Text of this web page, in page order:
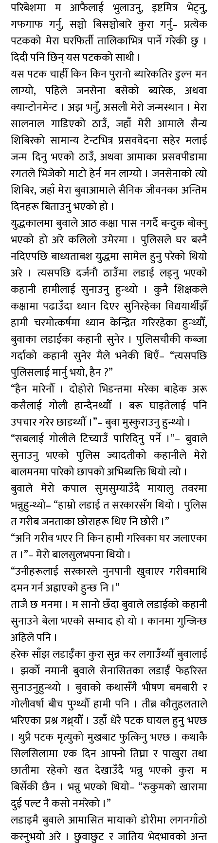
परिबेशमा म आफैलाई भुलाउनु, इष्टमित्र भेट्नु,
गफगाफ गर्नु, सञ्चो बिसञ्चोबारे कुरा गर्नु– प्रत्येक
पटकको मेरा घरफिर्ती तालिकाभित्र पार्ने गरेकी छु ।
दिदी पनि छिन् यस पटकको साथी ।
यस पटक चाहीँ किन किन पुरानो ब्यारेकतिर डुल्न मन
लाग्यो, पहिले जनसेना बसेको ब्यारेक, अथवा
क्यान्टोनमेन्ट । अझ भनुँ, असली मेरो जन्मस्थान । मेरा
सालनाल गाडिएको ठाउँ, जहाँ मेरी आमाले सैन्य
शिबिरको सामान्य टेन्टभित्र प्रसववेदना सहेर मलाई
जन्म दिनु भएको ठाउँ, अथवा आमाका प्रसवपीडामा
रगतले भिजेको माटो हेर्न मन लाग्यो । जनसेनाको त्यो
शिबिर, जहाँ मेरा बुवाआमाले सैनिक जीवनका अन्तिम
दिनहरू बिताउनु भएको हो ।
युद्धकालमा बुवाले आठ कक्षा पास नगर्दै बन्दुक बोक्नु
भएको हो अरे कलिलो उमेरमा । पुलिसले घर बस्नै
नदिएपछि बाध्यताबश युद्धमा सामेल हुनु परेको थियो
अरे । त्यसपछि दर्जनौ ठाउँमा लडाई लड्नु भएको
कहानी हामीलाई सुनाउनु हुन्थ्यो । कुनै शिक्षकले
कक्षामा पढाउँदा ध्यान दिएर सुनिरहेका विद्ययार्थीझैँ
हामी चरमोत्कर्षमा ध्यान केन्द्रित गरिरहेका हुन्थ्यौँ,
बुवाका लडाईका कहानी सुनेर । पुलिसचौकी कब्जा
गर्दाको कहानी सुनेर मैले भनेकी थिएँ– “त्यसपछि
पुलिसलाई मार्नु भयो, हैन ?”
“हैन मारेनौँ । दोेहोरो भिडन्तमा मरेका बाहेक अरू
कसैलाई गोली हान्दैनथ्यौँ । बरू घाइतेलाई पनि
उपचार गरेर छाडथ्यौँ ।”– बुवा मुस्कुराउनु हुन्थ्यो ।
“सबलाई गोलीले टिच्याउँ पारिदिनु पर्ने ।”– बुवाले
सुनाउनु भएको पुलिस ज्यादतीको कहानीले मेरो
बालमनमा पारेको छापको अभिब्यक्ति थियो त्यो ।
बुवाले मेरो कपाल सुमसुम्याउँदै मायालु तवरमा
भन्नुहुन्थ्यो– “हाम्रो लडाई त सरकारसँग थियो । पुलिस
त गरीब जनताका छोराहरू थिए नि छोरी ।”
“अनि गरीव भएर नि किन हामी गरिवका घर जलाएका
त ।”– मेरो बालसुलभपना थियो ।
“उनीहरूलाई सरकारले नुनपानी खुवाएर गरीवमाथि
दमन गर्न अह्राएको हुन्छ नि ।”
ताजै छ मनमा । म सानो छँदा बुवाले लडाईको कहानी
सुनाउने बेला भएको सम्वाद हो यो । कानमा गुन्जिन्छ
अहिले पनि ।
हरेक साँझ लडाईँका कुरा सुन्न कर लगाउँथ्यौँ बुवालाई
। झर्को नमानी बुवाले सेनासितका लडाईँ फेहरिस्त
सुनाउनुहुन्थ्यो । बुवाको कथासँगै भीषण बमबारी र
गोलीवर्षा बीच पुग्थ्यौँ हामी पनि । तीब्र कौतुहलताले
भरिएका प्रश्न गथ्र्यौँ । उहाँ धेरै पटक घायल हुनु भएछ
। थुप्रै पटक मृत्युको मुखबाट फुत्किनु भएछ । कथाकै
सिलसिलामा एक दिन आफ्नो तिघ्रा र पाखुरा तथा
छातीमा रहेको खत देखाउँदै भन्नु भएको कुरा म
बिर्सेकी छैन । भन्नु भएको थियो– “रुकुमको खारामा
दुई पल्ट नै कसो नमरेको ।”
लडाइमै बुवाले आमासित मायाको डोरीमा लगनगाँठो
कस्नुभयो अरे । छुवाछुट र जातिय भेदभावको अन्त